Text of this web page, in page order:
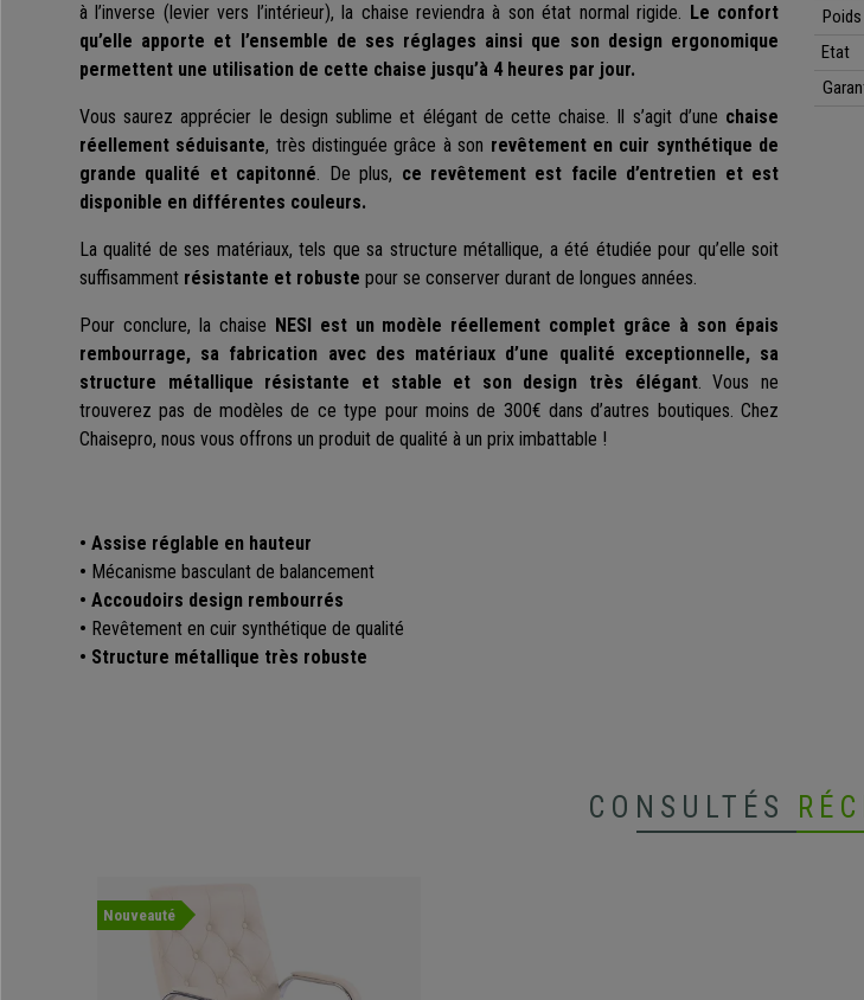
à l’inverse (levier vers l’intérieur), la chaise reviendra à son état normal rigide. Le confort
qu’elle apporte et l’ensemble de ses réglages ainsi que son design ergonomique
permettent une utilisation de cette chaise jusqu’à 4 heures par jour.
Vous saurez apprécier le design sublime et élégant de cette chaise. Il s’agit d’une chaise
réellement séduisante, très distinguée grâce à son revêtement en cuir synthétique de
grande qualité et capitonné. De plus, ce revêtement est facile d’entretien et est
disponible en différentes couleurs.
La qualité de ses matériaux, tels que sa structure métallique, a été étudiée pour qu’elle soit
suffisamment résistante et robuste pour se conserver durant de longues années.
Pour conclure, la chaise NESI est un modèle réellement complet grâce à son épais
rembourrage, sa fabrication avec des matériaux d’une qualité exceptionnelle, sa
structure métallique résistante et stable et son design très élégant. Vous ne
trouverez pas de modèles de ce type pour moins de 300€ dans d’autres boutiques. Chez
Chaisepro, nous vous offrons un produit de qualité à un prix imbattable !
• Assise réglable en hauteur
• Mécanisme basculant de balancement
• Accoudoirs design rembourrés
• Revêtement en cuir synthétique de qualité
• Structure métallique très robuste
Etat
CONSULTÉS
Nouveauté